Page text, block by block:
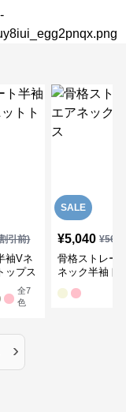
引前)
袖Vネ
ップス
全7
色
SALE
¥5,040 ¥
骨格ストレー
ネック半袖ト
›